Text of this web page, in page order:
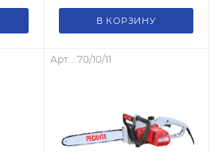
В КОРЗИНУ
Арт. : 70/10/11